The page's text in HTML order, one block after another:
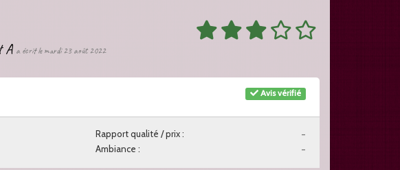
A a écrit le mardi 23 août 2022
Avis vérifié
-
Rapport qualité / prix :
-
Ambiance :